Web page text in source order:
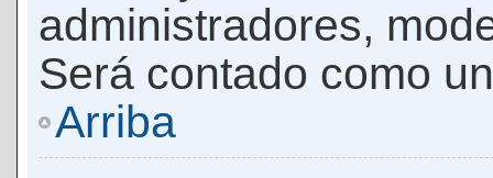
administradores,
Será contado como
Arriba